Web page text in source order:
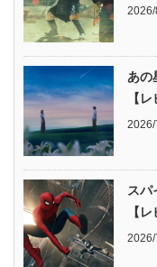
2026/
あの
【
スパ
【
2026/